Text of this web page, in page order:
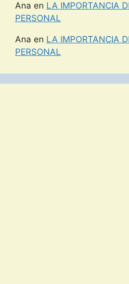
Ana en LA IMPORTANCIA
PERSONAL
Ana en LA IMPORTANCIA
PERSONAL